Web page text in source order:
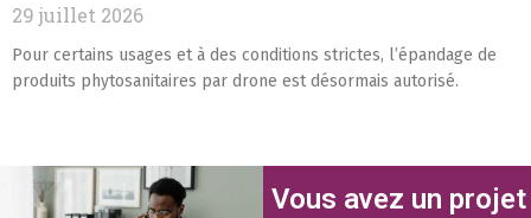
29 juillet 2026
Pour certains usages et à des conditions strictes, l’épandage de
produits phytosanitaires par drone est désormais autorisé.
Vous avez un projet